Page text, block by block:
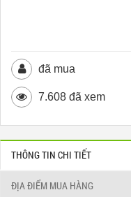
đã mua
7.608 đã xem
THÔNG TIN CHI TIẾT
ĐỊA ĐIỂM MUA HÀNG